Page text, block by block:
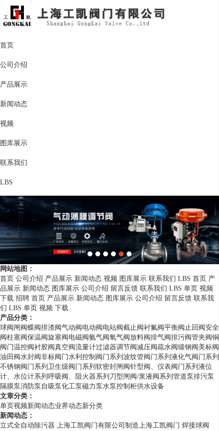
首页
公司介绍
产品展示
新闻动态
视频
图库展示
联系我们
LBS
网站地图：
首页 公司介绍 产品展示 新闻动态 视频 图库展示 联系我们 LBS 首页 产
品展示 新闻动态 图库展示 公司介绍 留言反馈 联系我们 LBS 单页 视频
下载 招聘 首页 产品展示 新闻动态 图库展示 公司介绍 留言反馈 联系我
们 LBS 单页 视频 下载
产品分类：
球阀 闸阀蝶阀排渣阀气动阀 电动阀 电站阀截止阀衬氟阀平衡阀止回阀安全
阀柱塞阀保温阀旋塞阀 电磁阀氨气阀氧气阀 放料阀排气阀排污阀管夹阀铜
阀门温控阀衬胶阀真空阀流量计过滤器调节阀减压阀 疏水阀锻钢阀 美标阀
油田阀水封阀非标阀门水利控制阀门系列 波纹管阀门系列 液化气阀门系列
不锈钢阀门系列 卫生级阀门系列 软密封闸阀针型阀、仪表阀门系列 液位
计、水位计系列 呼吸阀、阻火器系列 刀型闸阀/浆液阀系列 管道泵排污泵
隔膜泵消防泵 自吸泵化工泵磁力泵水泵控制柜供水设备
文章分类：
单页视频新闻动态业界动态新分类
新闻动态：
立式全自动除污器 上海工凯阀门有限公司制造上海工凯阀门 焊接球阀